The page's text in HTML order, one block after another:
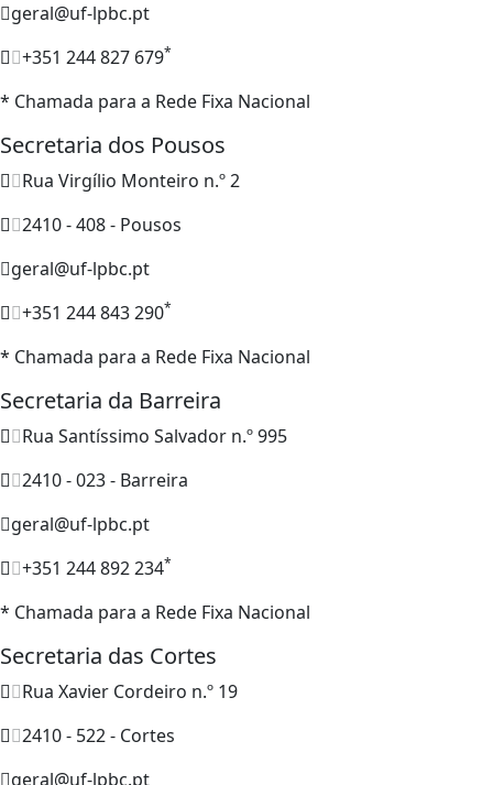
geral@uf-lpbc.pt
+351 244 827 679*
* Chamada para a Rede Fixa Nacional
Secretaria dos Pousos
Rua Virgílio Monteiro n.º 2
2410 - 408 - Pousos
geral@uf-lpbc.pt
+351 244 843 290*
* Chamada para a Rede Fixa Nacional
Secretaria da Barreira
Rua Santíssimo Salvador n.º 995
2410 - 023 - Barreira
geral@uf-lpbc.pt
+351 244 892 234*
* Chamada para a Rede Fixa Nacional
Secretaria das Cortes
Rua Xavier Cordeiro n.º 19
2410 - 522 - Cortes
geral@uf-lpbc.pt